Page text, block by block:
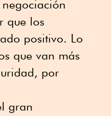
que los
positivo. Lo
que van más
por
gran